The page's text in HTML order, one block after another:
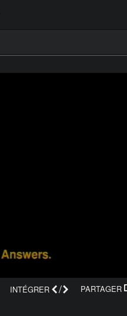
PARTAGER
INTÉGRER /